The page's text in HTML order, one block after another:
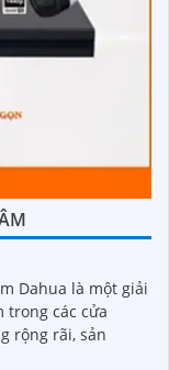
Dahua là một giải
trong các cửa